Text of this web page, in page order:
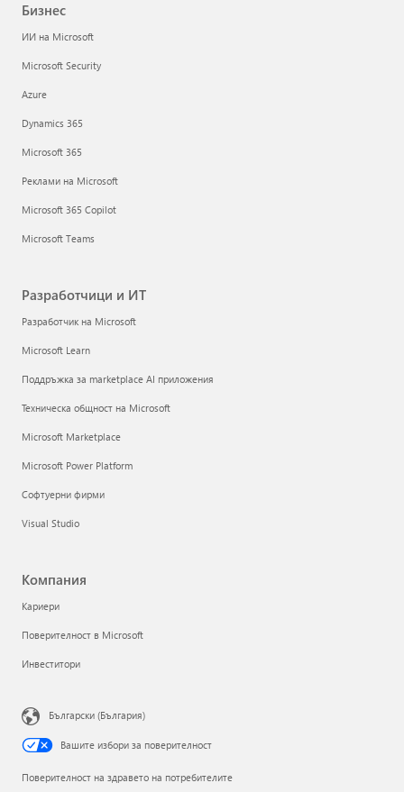
Бизнес
ИИ на Microsoft
Microsoft Security
Azure
Dynamics 365
Microsoft 365
Реклами на Microsoft
Microsoft 365 Copilot
Microsoft Teams
Разработчици и ИТ
Разработчик на Microsoft
Microsoft Learn
Поддръжка за marketplace AI приложения
Техническа общност на Microsoft
Microsoft Marketplace
Microsoft Power Platform
Софтуерни фирми
Visual Studio
Компания
Кариери
Поверителност в Microsoft
Инвеститори
Български (България)
Вашите избори за поверителност
Поверителност на здравето на потребителите